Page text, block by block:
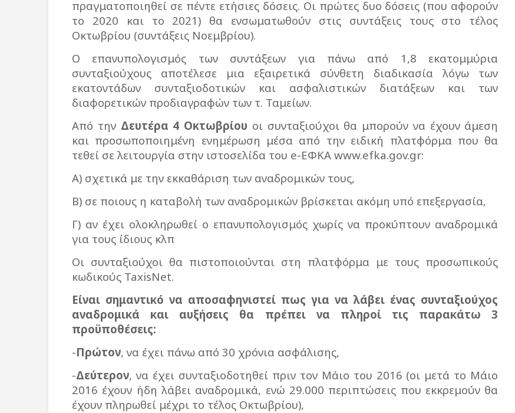
πραγματοποιηθεί σε πέντε ετήσιες δόσεις. Οι πρώτες δυο δόσεις (που αφορούν
το 2020 και το 2021) θα ενσωματωθούν στις συντάξεις τους στο τέλος
Οκτωβρίου (συντάξεις Νοεμβρίου).
Ο επανυπολογισμός των συντάξεων για πάνω από 1,8 εκατομμύρια
συνταξιούχους αποτέλεσε μια εξαιρετικά σύνθετη διαδικασία λόγω των
εκατοντάδων συνταξιοδοτικών και ασφαλιστικών διατάξεων και των
διαφορετικών προδιαγραφών των τ. Ταμείων.
Από την Δευτέρα 4 Οκτωβρίου οι συνταξιούχοι θα μπορούν να έχουν άμεση
και προσωποποιημένη ενημέρωση μέσα από την ειδική πλατφόρμα που θα
τεθεί σε λειτουργία στην ιστοσελίδα του e-ΕΦΚΑ www.efka.gov.gr:
Α) σχετικά με την εκκαθάριση των αναδρομικών τους,
Β) σε ποιους η καταβολή των αναδρομικών βρίσκεται ακόμη υπό επεξεργασία,
Γ) αν έχει ολοκληρωθεί ο επανυπολογισμός χωρίς να προκύπτουν αναδρομικά
για τους ίδιους κλπ
Οι συνταξιούχοι θα πιστοποιούνται στη πλατφόρμα με τους προσωπικούς
κωδικούς TaxisNet.
Είναι σημαντικό να αποσαφηνιστεί πως για να λάβει ένας συνταξιούχος
αναδρομικά και αυξήσεις θα πρέπει να πληροί τις παρακάτω 3
προϋποθέσεις:
-Πρώτον, να έχει πάνω από 30 χρόνια ασφάλισης,
-Δεύτερον, να έχει συνταξιοδοτηθεί πριν τον Μάιο του 2016 (οι μετά το Μάιο
2016 έχουν ήδη λάβει αναδρομικά, ενώ 29.000 περιπτώσεις που εκκρεμούν θα
έχουν πληρωθεί μέχρι το τέλος Οκτωβρίου),